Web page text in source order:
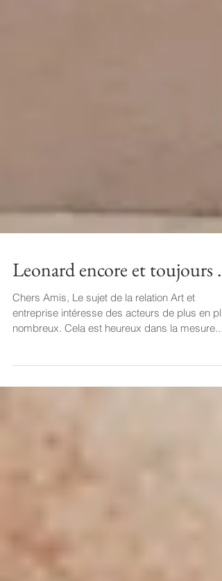
Leonard encore et toujours ...
entreprise intéresse des acteurs de plus en
nombreux. Cela est heureux dans la mesure...